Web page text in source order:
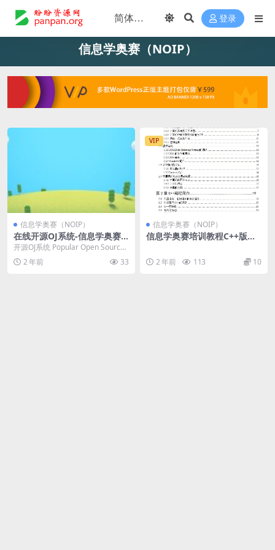
登录
信息学奥赛（NOIP）
信息学奥赛（NOIP）
在线开源OJ系统-信息学奥赛
训练营
开源OJ系统 Popular Open Source
Online Judge ...
2 年前 33
VIP
信息学奥赛（NOIP）
信息学奥赛培训教程C++版（2
2 年前 113 10